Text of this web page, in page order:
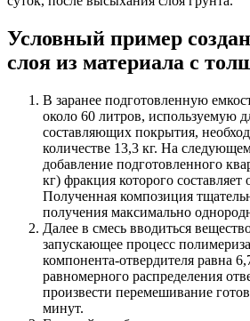
Условный пример
слоя из материала с
В заранее подготовленную
около 60 литров, используемую
составляющих покрытия,
количестве 13,3 кг. На
добавление подготовленного
кг) фракция которого
Полученная композиция
получения максимально
Далее в смесь вводиться
запускающее процесс
компонента-отвердителя равна
равномерного распределения
произвести перемешивание
минут.